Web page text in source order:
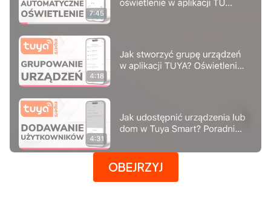
Naciśnij Enter lub spację, aby otworzyć stronę.
OBEJRZYJ